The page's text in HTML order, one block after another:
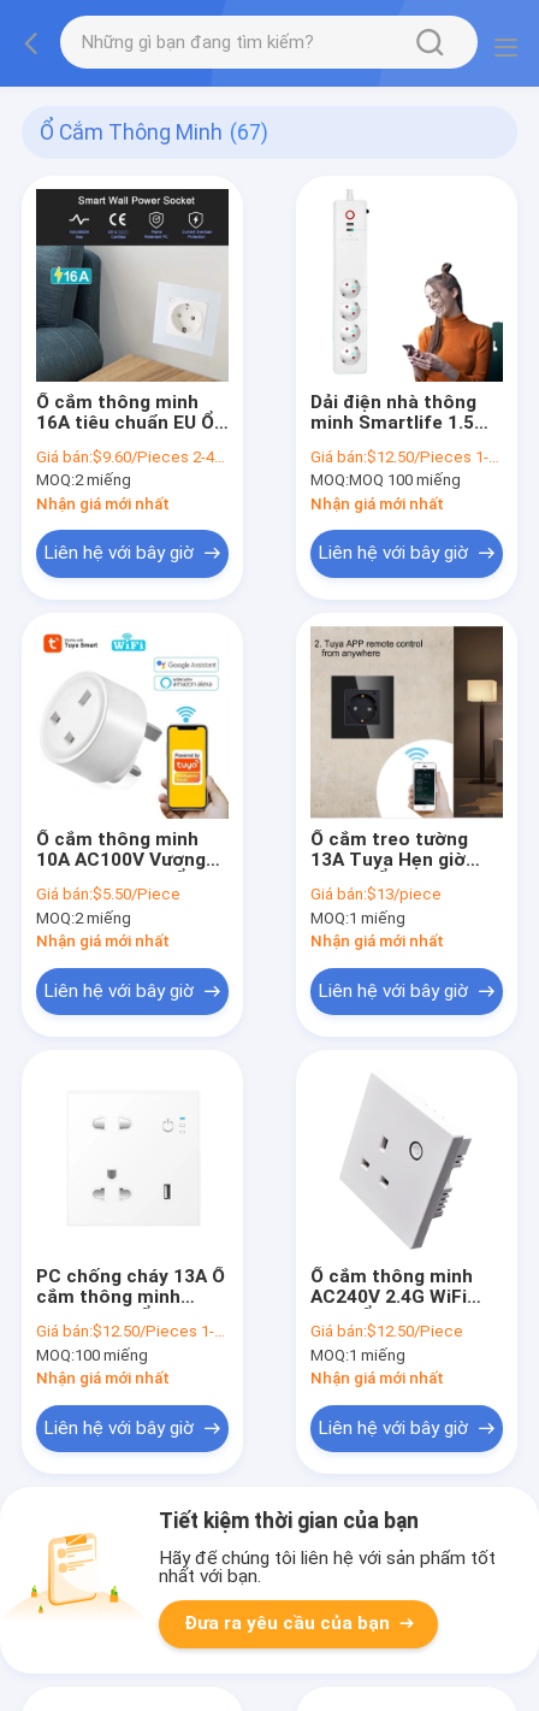
Ổ Cắm Thông Minh (67)
Ổ cắm thông minh
16A tiêu chuẩn EU Ổ
Ứng dụng Google
Alexa
Giá bán:$9.60/Pieces 2-49 Pieces
MOQ:2 miếng
Nhận giá mới nhất
Liên hệ với bây giờ
Dải điện nhà thông
minh Smartlife 1.5M
chuyến du lịch Châu
Âu
Giá bán:$12.50/Pieces 1-999 Pieces
MOQ:MOQ 100 miếng
Nhận giá mới nhất
Liên hệ với bây giờ
Ổ cắm thông minh
10A AC100V Vương
cắm điện Alexa và
Trợ lý Google
Giá bán:$5.50/Piece
MOQ:2 miếng
Nhận giá mới nhất
Liên hệ với bây giờ
Ổ cắm treo tường
13A Tuya Hẹn giờ
kích hoạt bằng giọng
nói
Giá bán:$13/piece
MOQ:1 miếng
Nhận giá mới nhất
Liên hệ với bây giờ
PC chống cháy 13A Ổ
cắm thông minh
trên tường An ninh
Nhà thông minh
Giá bán:$12.50/Pieces 1-999 Pieces
MOQ:100 miếng
Nhận giá mới nhất
Liên hệ với bây giờ
Ổ cắm thông minh
AC240V 2.4G WiFi
minh Vương quốc Anh
Chống cháy
Giá bán:$12.50/Piece
MOQ:1 miếng
Nhận giá mới nhất
Liên hệ với bây giờ
Tiết kiệm thời gian của bạn
Hãy để chúng tôi liên hệ với sản phẩm tốt
nhất với bạn.
Đưa ra yêu cầu của bạn